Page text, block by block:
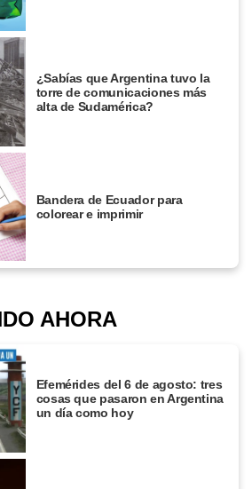
¿Sabías que Argentina tuvo la
torre de comunicaciones más
alta de Sudamérica?
Bandera de Ecuador para
colorear e imprimir
AHORA
Efemérides del 6 de agosto: tres
cosas que pasaron en Argentina
un día como hoy